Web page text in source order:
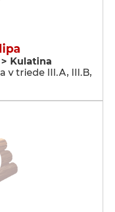
Kulatina
v triede III.A, III.B,